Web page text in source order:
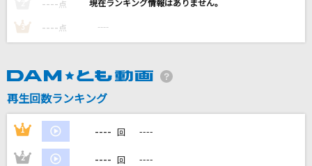
Northern lights
wacci
---- 点 ----
3 ---- 点 ----
再生回数ランキング
1 ---- 回 ----
2 ---- 回 ----